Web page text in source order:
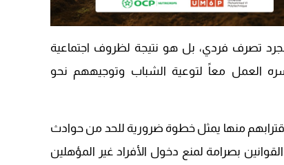
تصرف فردي، بل هو نتيجة لظروف اجتماعية
العمل معاً لتوعية الشباب وتوجيههم نحو
منها يمثل خطوة ضرورية للحد من حوادث
بصرامة لمنع دخول الأفراد غير المؤهلين